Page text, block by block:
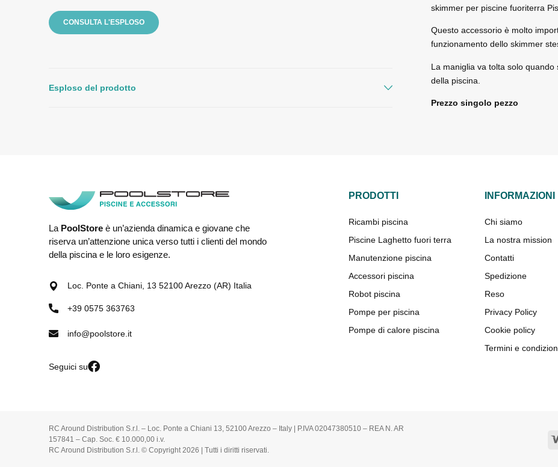
CONSULTA L'ESPLOSO
Esploso del prodotto
skimmer per piscine fuoriterra
Questo accessorio è molto
funzionamento dello skimmer
La maniglia va tolta solo
della piscina.
Prezzo singolo pezzo
La PoolStoreè un’azienda dinamica e giovane che
riserva un’attenzione unica verso tutti i clienti del mondo
della piscina e le loro esigenze.
Loc. Ponte a Chiani, 13 52100 Arezzo (AR) Italia
+39 0575 363763
info@poolstore.it
Seguici su
PRODOTTI
Ricambi piscina
Piscine Laghetto fuori terra
Manutenzione piscina
Accessori piscina
Robot piscina
Pompe per piscina
Pompe di calore piscina
INFORMAZIONI
Chi siamo
La nostra mission
Contatti
Spedizione
Reso
Privacy Policy
Cookie policy
Termini e
RC Around Distribution S.r.l. – Loc. Ponte a Chiani 13, 52100 Arezzo – Italy | P.IVA 02047380510 – REA N. AR
157841 – Cap. Soc. € 10.000,00 i.v.
RC Around Distribution S.r.l. © Copyright 2026 | Tutti i diritti riservati.